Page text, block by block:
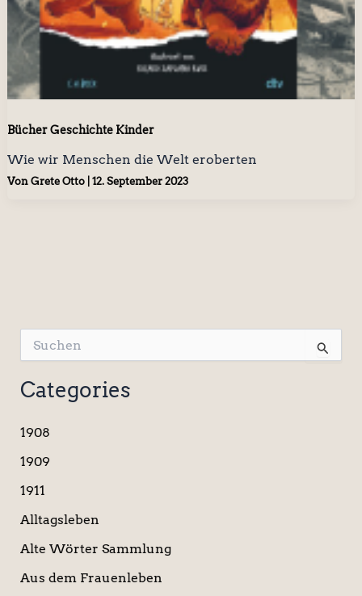
Bücher Geschichte Kinder
Wie wir Menschen die Welt eroberten
Von Grete Otto 12. September 2023
u
c
h
n
a
h
Categories
1908
1909
1911
Alltagsleben
Alte Wörter Sammlung
Aus dem Frauenleben